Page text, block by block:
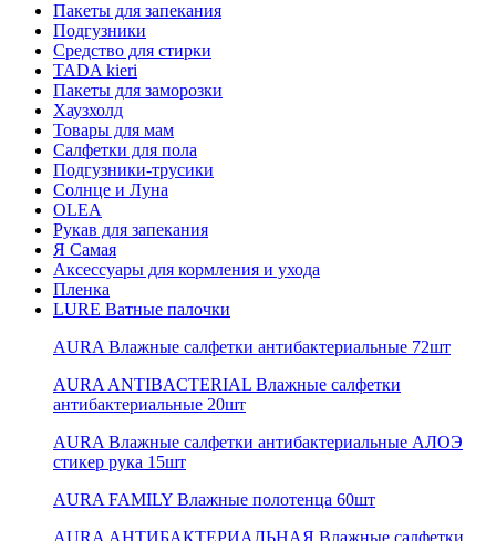
Пакеты для запекания
Подгузники
Средство для стирки
TADA kieri
Пакеты для заморозки
Хаузхолд
Товары для мам
Салфетки для пола
Подгузники-трусики
Солнце и Луна
OLEA
Рукав для запекания
Я Самая
Аксессуары для кормления и ухода
Пленка
LURE Ватные палочки
AURA Влажные салфетки антибактериальные 72шт
AURA ANTIBACTERIAL Влажные салфетки
антибактериальные 20шт
AURA Влажные салфетки антибактериальные АЛОЭ
стикер рука 15шт
AURA FAMILY Влажные полотенца 60шт
AURA АНТИБАКТЕРИАЛЬНАЯ Влажные салфетки